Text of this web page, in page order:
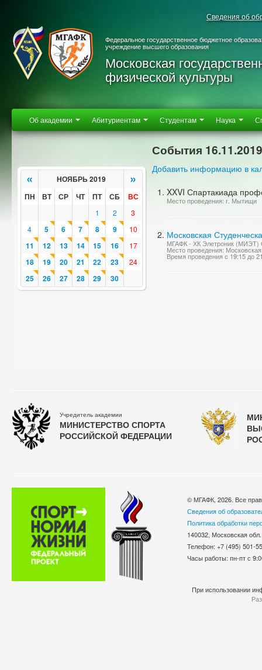
Сведения об
Федеральное государственное бюджетное
учреждение высшего образования
Московская
физической культуры
Об академии Абитуриентам Студентам Наука
« НОЯБРЬ 2019 »
ПН ВТ СР ЧТ ПТ СБ ВС
1 2
3
4
5 6 7 8 9 10
11 12 13 14 15 16 17
18 19 20 21 22 23 24
25 26 27 28 29 30
События 16.11.2019
Добавить информацию в
XXVI Спартакиада
Место проведения: г. Мытищи
Московская
МГАФК - ХК Элетроник (МИЭТ)
Место проведения:
Время проведения с 19:15 до
Учредитель академии
МИНИСТЕРСТВО СПОРТА
РОССИЙСКОЙ ФЕДЕРАЦИИ
© МГАФК, 2026. Все
Сведения об
Политика обработки
140032, Московская
Телефон: +7 (495)
Часы работы: пн-пт с
При использовании